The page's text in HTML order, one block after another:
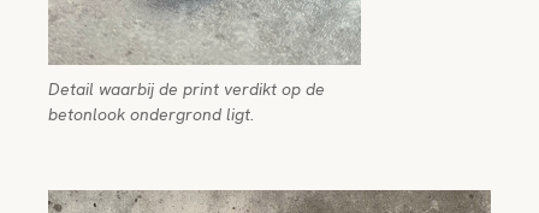
Detail waarbij de print verdikt op de
betonlook ondergrond ligt.